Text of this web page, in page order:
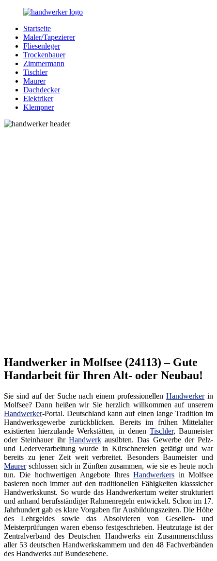
Zurück
Inhalt
Bessere-
Handwerker.de
Handwerker
Ihrer
Nähe
Startseite
Maler/Tapezierer
Fliesenleger
Trockenbauer
Zimmermann
Tischler
Maurer
Dachdecker
Elektriker
Klempner
Handwerker in Molfsee (24113) – Gute
Handarbeit für Ihren Alt- oder Neubau!
Sie sind auf der Suche nach einem professionellenHandwerkerin
Molfsee? Dann heißen wir Sie herzlich willkommen auf unserem
Handwerker-Portal. Deutschland kann auf einen lange Tradition im
Handwerksgewerbe zurückblicken. Bereits im frühen Mittelalter
existierten hierzulande Werkstätten, in denen Tischler, Baumeister
oder Steinhauer ihr Handwerkausübten. Das Gewerbe der Pelz-
und Lederverarbeitung wurde in Kürschnereien getätigt und war
bereits zu jener Zeit weit verbreitet. Besonders Baumeister und
Maurerschlossen sich in Zünften zusammen, wie sie es heute noch
tun. Die hochwertigen Angebote IhresHandwerkers in Molfsee
basieren noch immer auf den traditionellen Fähigkeiten klasssicher
Handwerkskunst. So wurde das Handwerkertum weiter strukturiert
und anhand berufsständiger Rahmenregeln entwickelt. Schon im 17.
Jahrhundert gab es klare Vorgaben für Ausbildungszeiten. Die Höhe
des Lehrgeldes sowie das Absolvieren von Gesellen- und
Meisterprüfungen waren ebenso festgeschrieben. Heutzutage ist der
Zentralverband des Deutschen Handwerks ein Zusammenschluss
aller 53 deutschen Handwerkskammern und den 48 Fachverbänden
des Handwerks auf Bundesebene.